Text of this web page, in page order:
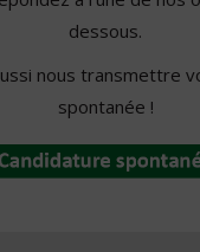
dessous.
nous transmettre
spontanée !